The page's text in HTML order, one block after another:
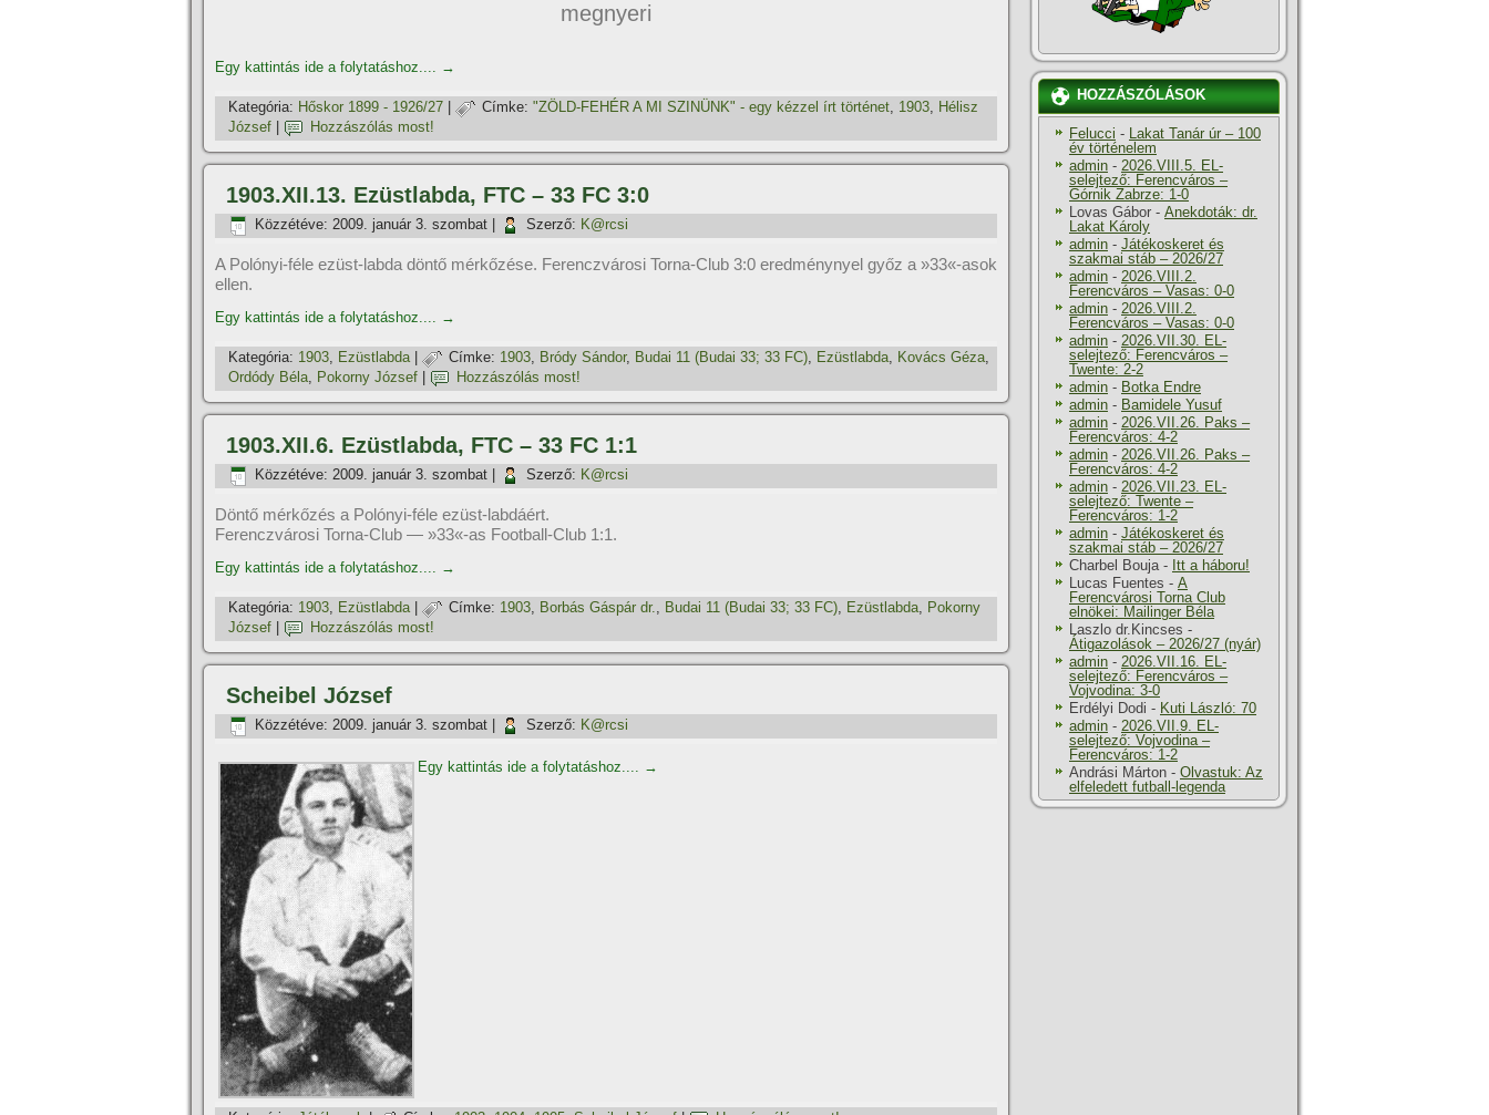
megnyeri
Egy kattintás ide a folytatáshoz.... →
Kategória: Hőskor 1899 - 1926/27 Címke: "ZÖLD-FEHÉR A MI SZINÜNK" - egy kézzel í­rt történet, 1903, Hélisz
József
Hozzászólás most!
1903.XII.13. Ezüstlabda, FTC – 33 FC 3:0
Közzétéve: 2009. január 3. szombat Szerző: K@rcsi
A Polónyi-féle ezüst-labda döntő mérkőzése. Ferenczvárosi Torna-Club 3:0 eredménynyel győz a »33«-asok
ellen.
Egy kattintás ide a folytatáshoz.... →
Kategória: 1903, Ezüstlabda| Címke: 1903, Bródy Sándor, Budai 11 (Budai 33; 33 FC), Ezüstlabda, Kovács Géza,
Ordódy Béla, Pokorny József Hozzászólás most!
1903.XII.6. Ezüstlabda, FTC – 33 FC 1:1
Közzétéve: 2009. január 3. szombat Szerző: K@rcsi
Döntő mérkőzés a Polónyi-féle ezüst-labdáért.
Ferenczvárosi Torna-Club — »33«-as Football-Club 1:1.
Egy kattintás ide a folytatáshoz.... →
Kategória: 1903, Ezüstlabda| Címke: 1903, Borbás Gáspár dr., Budai 11 (Budai 33; 33 FC), Ezüstlabda, Pokorny
József
Hozzászólás most!
Scheibel József
Közzétéve: 2009. január 3. szombat Szerző: K@rcsi
Egy kattintás ide a folytatáshoz.... →
HOZZÁSZÓLÁSOK
Felucci - Lakat Tanár úr – 100
év történelem
admin - 2026.VIII.5. EL-
selejtező: Ferencváros –
Górnik Zabrze: 1-0
Lovas Gábor - Anekdoták: dr.
Lakat Károly
admin - Játékoskeret és
szakmai stáb – 2026/27
admin - 2026.VIII.2.
Ferencváros – Vasas: 0-0
admin - 2026.VIII.2.
Ferencváros – Vasas: 0-0
admin - 2026.VII.30. EL-
selejtező: Ferencváros –
Twente: 2-2
admin - Botka Endre
admin - Bamidele Yusuf
admin - 2026.VII.26. Paks –
Ferencváros: 4-2
admin - 2026.VII.26. Paks –
Ferencváros: 4-2
admin - 2026.VII.23. EL-
selejtező: Twente –
Ferencváros: 1-2
admin - Játékoskeret és
szakmai stáb – 2026/27
Charbel Bouja- Itt a háboru!
Lucas Fuentes - A
Ferencvárosi Torna Club
elnökei: Mailinger Béla
Laszlo dr.Kincses -
Átigazolások – 2026/27 (nyár)
admin - 2026.VII.16. EL-
selejtező: Ferencváros –
Vojvodina: 3-0
Erdélyi Dodi - Kuti László: 70
admin - 2026.VII.9. EL-
selejtező: Vojvodina –
Ferencváros: 1-2
Andrási Márton - Olvastuk: Az
elfeledett futball-legenda